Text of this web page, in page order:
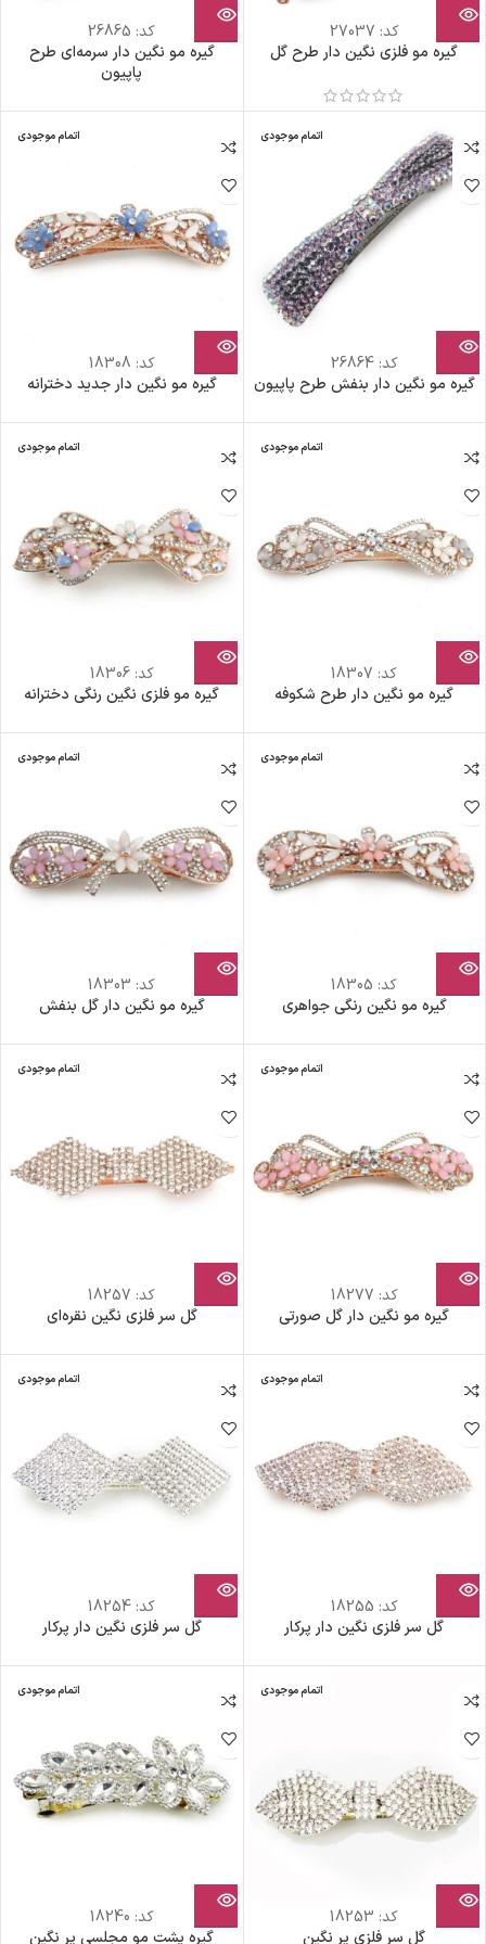
کد: 27037
گیره مو فلزی نگین دار طرح گل
کد: 26865
گیره مو نگین دار سرمه‌ای طرح
پاپیون
اتمام موجودی
کد:26864
گیره مو نگین دار بنفش طرح پاپیون
اتمام موجودی
کد: 18308
گیره مو نگین دار جدید دخترانه
اتمام موجودی
کد: 18307
گیره مو نگین دار طرح شکوفه
اتمام موجودی
کد:18306
گیره مو فلزی نگین رنگی دخترانه
اتمام موجودی
کد: 18305
گیره مو نگین رنگی جواهری
اتمام موجودی
کد: 18303
گیره مو نگین دار گل بنفش
اتمام موجودی
کد: 18277
گیره مو نگین دار گل صورتی
اتمام موجودی
کد: 18257
گل سر فلزی نگین نقره‌ای
اتمام موجودی
کد: 18255
گل سر فلزی نگین دار پرکار
اتمام موجودی
کد: 18254
گل سر فلزی نگین دار پرکار
اتمام موجودی
کد: 18253
گل سر فلزی پر نگین
اتمام موجودی
کد: 18240
گیره پشت مو مجلسی پر نگین